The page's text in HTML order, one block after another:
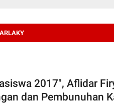
2017", Aflidar
dan Pembunuhan